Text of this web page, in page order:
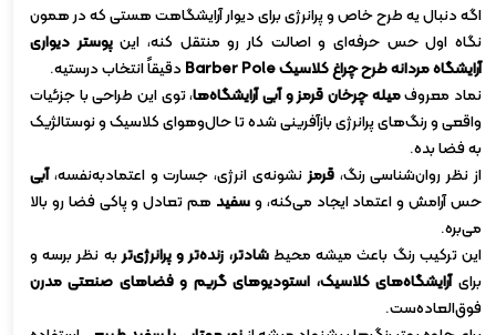
اگه دنبال یه طرح خاص و پرانرژی برای دیوار آرایشگاهت هستی که در همون
نگاه اول حس حرفه‌ای و اصالت کار رو منتقل کنه، اینپوستر دیواری
آرایشگاه مردانه طرح چراغ کلاسیک Barber Pole
دقیقاً انتخاب درستیه.
نماد معروفمیله چرخان قرمز و آبی آرایشگاه‌ها، توی این طراحی با جزئیات
واقعی و رنگ‌های پرانرژی بازآفرینی شده تا حال‌و‌هوای کلاسیک و نوستالژیک
به فضا بده.
از نظر روان‌شناسی رنگ،قرمز نشونه‌ی انرژی، جسارت و اعتمادبه‌نفسه،آبی
حس آرامش و اعتماد ایجاد می‌کنه، وسفید هم تعادل و پاکی فضا رو بالا
می‌بره.
این ترکیب رنگ باعث میشه محیطشادتر، زنده‌تر و پرانرژی‌تربه نظر برسه و
برایآرایشگاه‌های کلاسیک، استودیوهای گریم و فضاهای صنعتی مدرن
فوق‌العاده‌ست.